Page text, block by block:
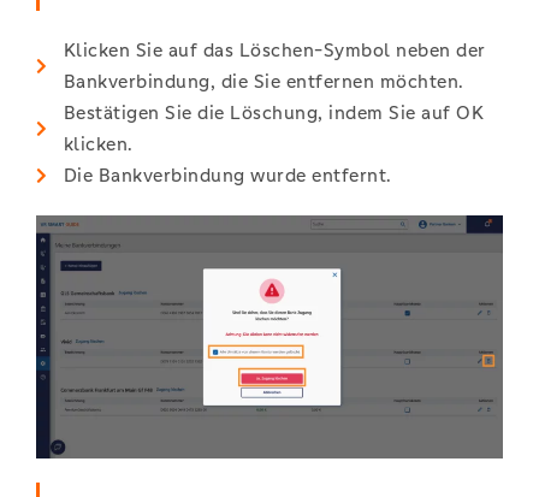
Klicken Sie auf das Löschen-Symbol neben der
Bankverbindung, die Sie entfernen möchten.
Bestätigen Sie die Löschung, indem Sie auf OK
klicken.
Die Bankverbindung wurde entfernt.